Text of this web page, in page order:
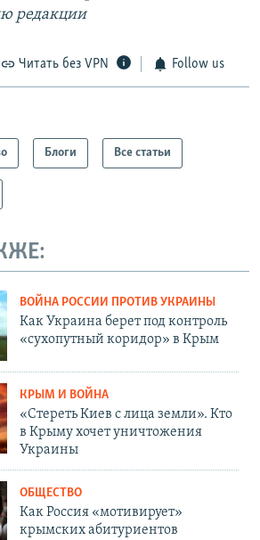
редакции
Читать без VPN Follow us
Блоги Все статьи
ВОЙНА РОССИИ ПРОТИВ УКРАИНЫ
Как Украина берет под контроль
«сухопутный коридор» в Крым
КРЫМ И ВОЙНА
«Стереть Киев с лица земли». Кто
в Крыму хочет уничтожения
Украины
ОБЩЕСТВО
Как Россия «мотивирует»
крымских абитуриентов